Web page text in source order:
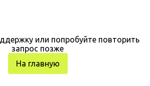
или попробуйте повторить
запрос позже
На главную